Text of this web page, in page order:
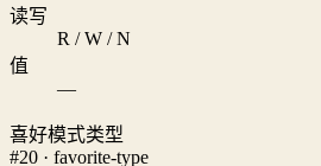
读写
R / W / N
值
—
喜好模式类型
#20 · favorite-type